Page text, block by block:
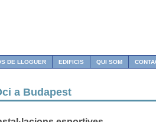
DE LLOGUER EDIFICIS QUI SOM
a Budapest